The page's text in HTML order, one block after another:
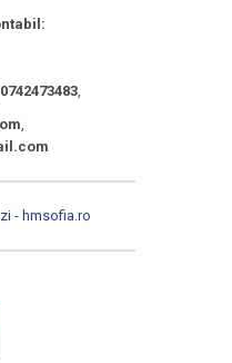
,
,
- hmsofia.ro